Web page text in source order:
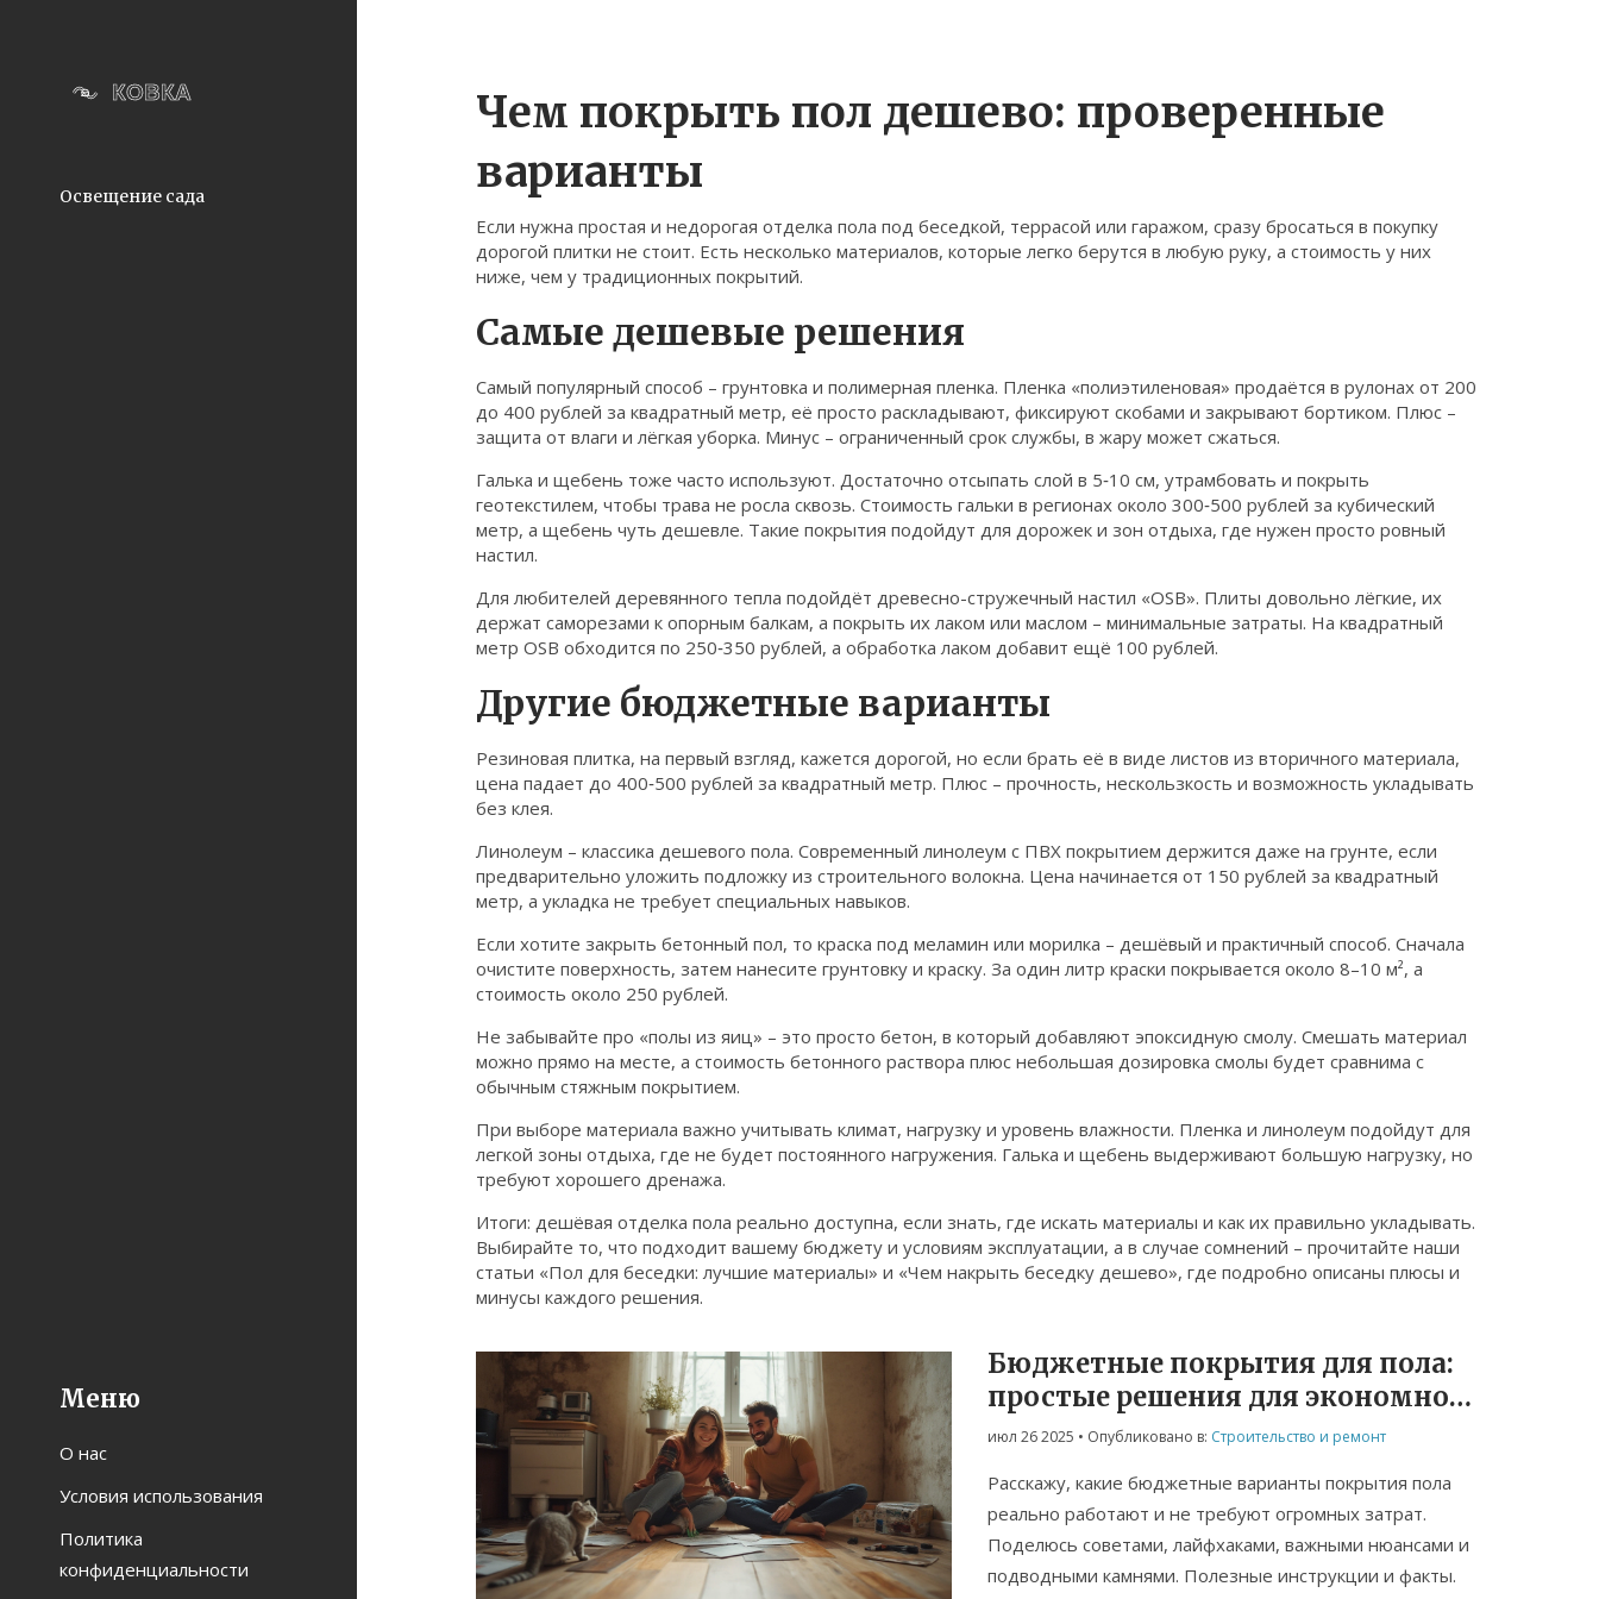
Освещение сада
Меню
О нас
Условия использования
Политика
конфиденциальности
Чем покрыть пол дешево: проверенные
варианты
Если нужна простая и недорогая отделка пола под беседкой, террасой или гаражом, сразу бросаться в покупку
дорогой плитки не стоит. Есть несколько материалов, которые легко берутся в любую руку, а стоимость у них
ниже, чем у традиционных покрытий.
Самые дешевые решения
Самый популярный способ – грунтовка и полимерная пленка. Пленка «полиэтиленовая» продаётся в рулонах от 200
до 400 рублей за квадратный метр, её просто раскладывают, фиксируют скобами и закрывают бортиком. Плюс –
защита от влаги и лёгкая уборка. Минус – ограниченный срок службы, в жару может сжаться.
Галька и щебень тоже часто используют. Достаточно отсыпать слой в 5‑10 см, утрамбовать и покрыть
геотекстилем, чтобы трава не росла сквозь. Стоимость гальки в регионах около 300‑500 рублей за кубический
метр, а щебень чуть дешевле. Такие покрытия подойдут для дорожек и зон отдыха, где нужен просто ровный
настил.
Для любителей деревянного тепла подойдёт древесно-стружечный настил «OSB». Плиты довольно лёгкие, их
держат саморезами к опорным балкам, а покрыть их лаком или маслом – минимальные затраты. На квадратный
метр OSB обходится по 250‑350 рублей, а обработка лаком добавит ещё 100 рублей.
Другие бюджетные варианты
Резиновая плитка, на первый взгляд, кажется дорогой, но если брать её в виде листов из вторичного материала,
цена падает до 400‑500 рублей за квадратный метр. Плюс – прочность, нескользкость и возможность укладывать
без клея.
Линолеум – классика дешевого пола. Современный линолеум с ПВХ покрытием держится даже на грунте, если
предварительно уложить подложку из строительного волокна. Цена начинается от 150 рублей за квадратный
метр, а укладка не требует специальных навыков.
Если хотите закрыть бетонный пол, то краска под меламин или морилка – дешёвый и практичный способ. Сначала
очистите поверхность, затем нанесите грунтовку и краску. За один литр краски покрывается около 8–10 м², а
стоимость около 250 рублей.
Не забывайте про «полы из яиц» – это просто бетон, в который добавляют эпоксидную смолу. Смешать материал
можно прямо на месте, а стоимость бетонного раствора плюс небольшая дозировка смолы будет сравнима с
обычным стяжным покрытием.
При выборе материала важно учитывать климат, нагрузку и уровень влажности. Пленка и линолеум подойдут для
легкой зоны отдыха, где не будет постоянного нагружения. Галька и щебень выдерживают большую нагрузку, но
требуют хорошего дренажа.
Итоги: дешёвая отделка пола реально доступна, если знать, где искать материалы и как их правильно укладывать.
Выбирайте то, что подходит вашему бюджету и условиям эксплуатации, а в случае сомнений – прочитайте наши
статьи «Пол для беседки: лучшие материалы» и «Чем накрыть беседку дешево», где подробно описаны плюсы и
минусы каждого решения.
Бюджетные покрытия для пола:
простые решения для экономного
ремонта
июл 26 2025 • Опубликовано в: Строительство и ремонт
Расскажу, какие бюджетные варианты покрытия пола
реально работают и не требуют огромных затрат.
Поделюсь советами, лайфхаками, важными нюансами и
подводными камнями. Полезные инструкции и факты.